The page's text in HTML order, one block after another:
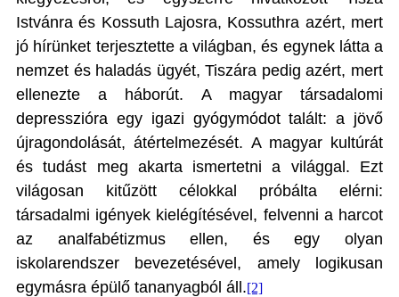
Istvánra és Kossuth Lajosra, Kossuthra azért, mert
jó hírünket terjesztette a világban, és egynek látta a
nemzet és haladás ügyét, Tiszára pedig azért, mert
ellenezte a háborút. A magyar társadalomi
depresszióra egy igazi gyógymódot talált: a jövő
újragondolását, átértelmezését. A magyar kultúrát
és tudást meg akarta ismertetni a világgal. Ezt
világosan kitűzött célokkal próbálta elérni:
társadalmi igények kielégítésével, felvenni a harcot
az analfabétizmus ellen, és egy olyan
iskolarendszer bevezetésével, amely logikusan
egymásra épülő tananyagból áll.[2]